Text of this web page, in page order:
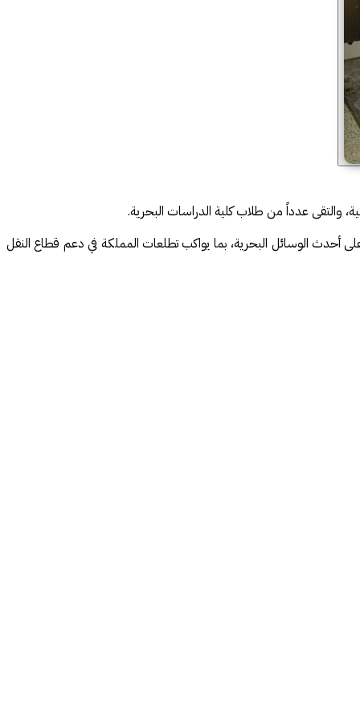
والتقى عدداً من طلاب كلية الدراسات البحرية.
على أحدث الوسائل البحرية، بما يواكب تطلعات المملكة في دعم قطاع النقل